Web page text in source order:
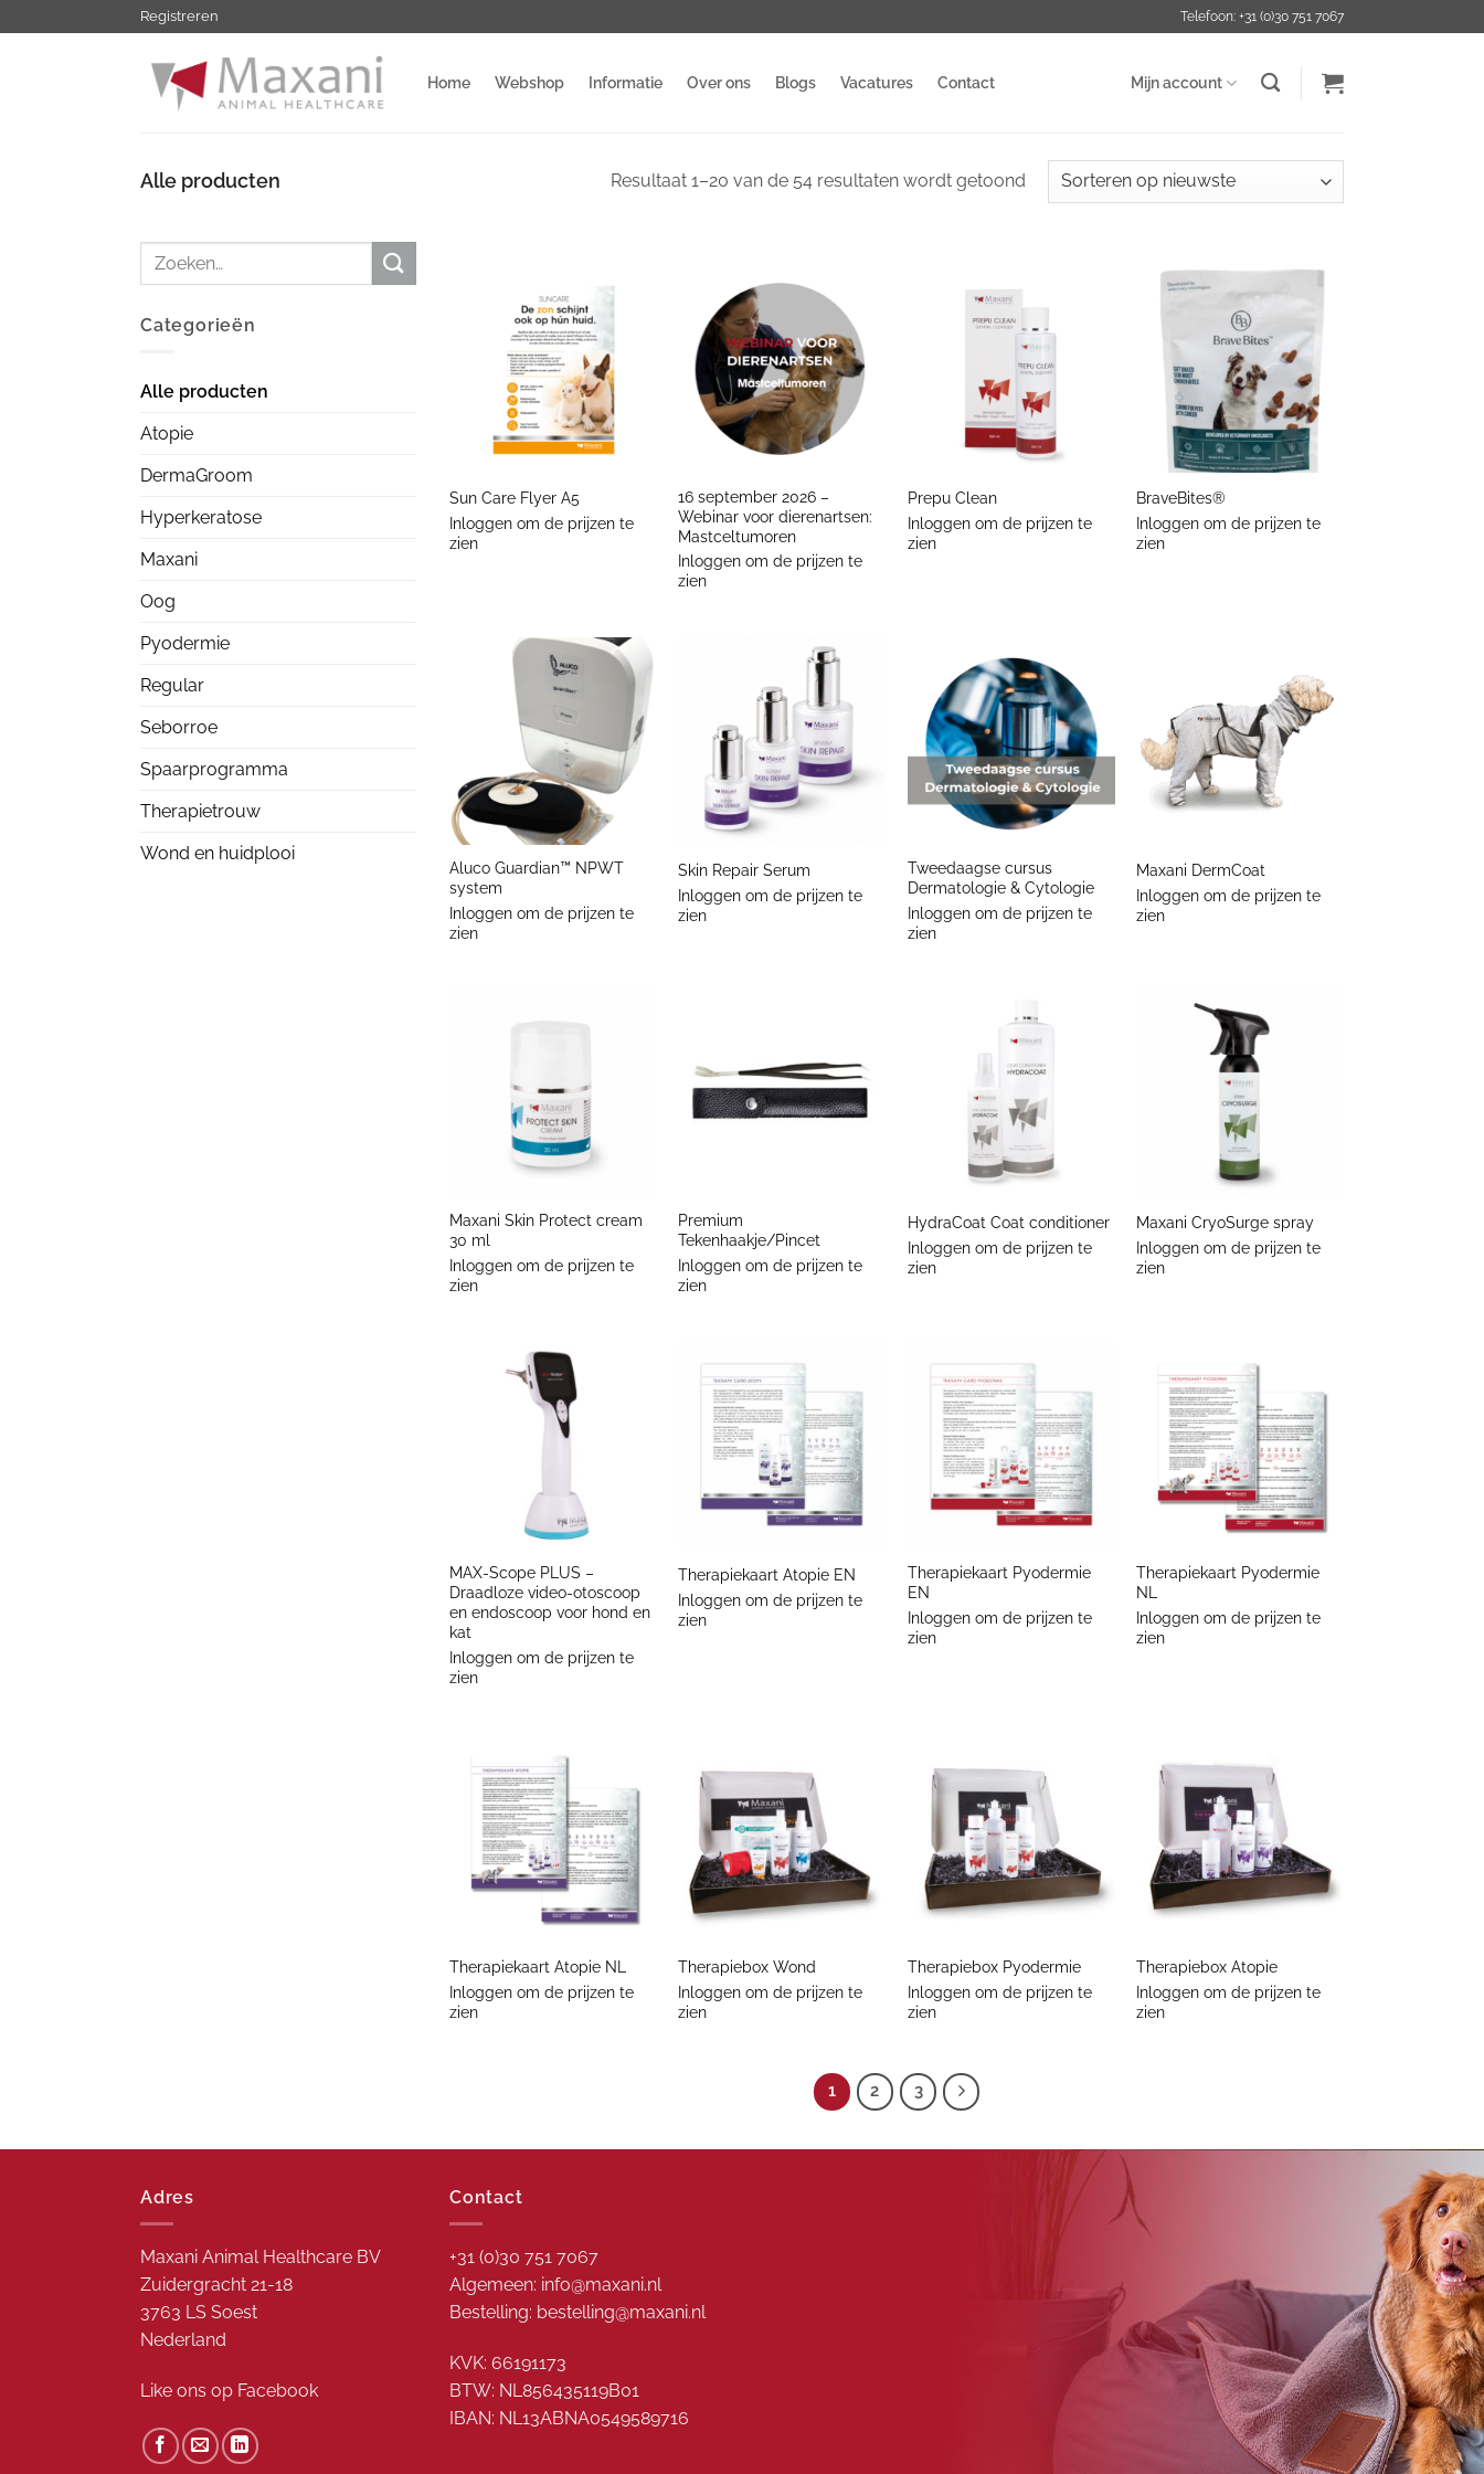
naar
Registreren Telefoon: +31 (0)30 751 7067
Home Webshop Informatie Over ons Blogs Vacatures Contact Mijn account
Alle producten Resultaat 1–20 van de 54 resultaten wordt getoondGesorteerd
Zoeken
Categorieën
Alle producten
Atopie
DermaGroom
Hyperkeratose
Maxani
Oog
Pyodermie
Regular
Seborroe
Spaarprogramma
Therapietrouw
Wond en huidplooi
Sun Care Flyer A5
Inloggen om de prijzen te
zien
16 september 2026 –
Webinar voor dierenartsen:
Mastceltumoren
Inloggen om de prijzen te
zien
Prepu Clean
Inloggen om de prijzen te
zien
BraveBites®
Inloggen om de prijzen te
zien
+
Aluco Guardian™ NPWT
system
Inloggen om de prijzen te
zien
+
Skin Repair Serum
Inloggen om de prijzen te
zien
Tweedaagse cursus
Dermatologie & Cytologie
Inloggen om de prijzen te
zien
Maxani DermCoat
Inloggen om de prijzen te
zien
Maxani Skin Protect cream
30 ml
Inloggen om de prijzen te
zien
Premium
Tekenhaakje/Pincet
Inloggen om de prijzen te
zien
HydraCoat Coat conditioner
Inloggen om de prijzen te
zien
Maxani CryoSurge spray
Inloggen om de prijzen te
zien
MAX-Scope PLUS –
Draadloze video-otoscoop
en endoscoop voor hond en
kat
Inloggen om de prijzen te
zien
Therapiekaart Atopie EN
Inloggen om de prijzen te
zien
Therapiekaart Pyodermie
EN
Inloggen om de prijzen te
zien
Therapiekaart Pyodermie
NL
Inloggen om de prijzen te
zien
Therapiekaart Atopie NL
Inloggen om de prijzen te
zien
+
Therapiebox Wond
Inloggen om de prijzen te
zien
+
Therapiebox Pyodermie
Inloggen om de prijzen te
zien
+
Therapiebox Atopie
Inloggen om de prijzen te
zien
1 2 3
Adres
Maxani Animal Healthcare BV
Zuidergracht 21-18
3763 LS Soest
Nederland
Like ons op Facebook
Contact
+31 (0)30 751 7067
Algemeen: info@maxani.nl
Bestelling: bestelling@maxani.nl
KVK: 66191173
BTW: NL856435119B01
IBAN: NL13ABNA0549589716